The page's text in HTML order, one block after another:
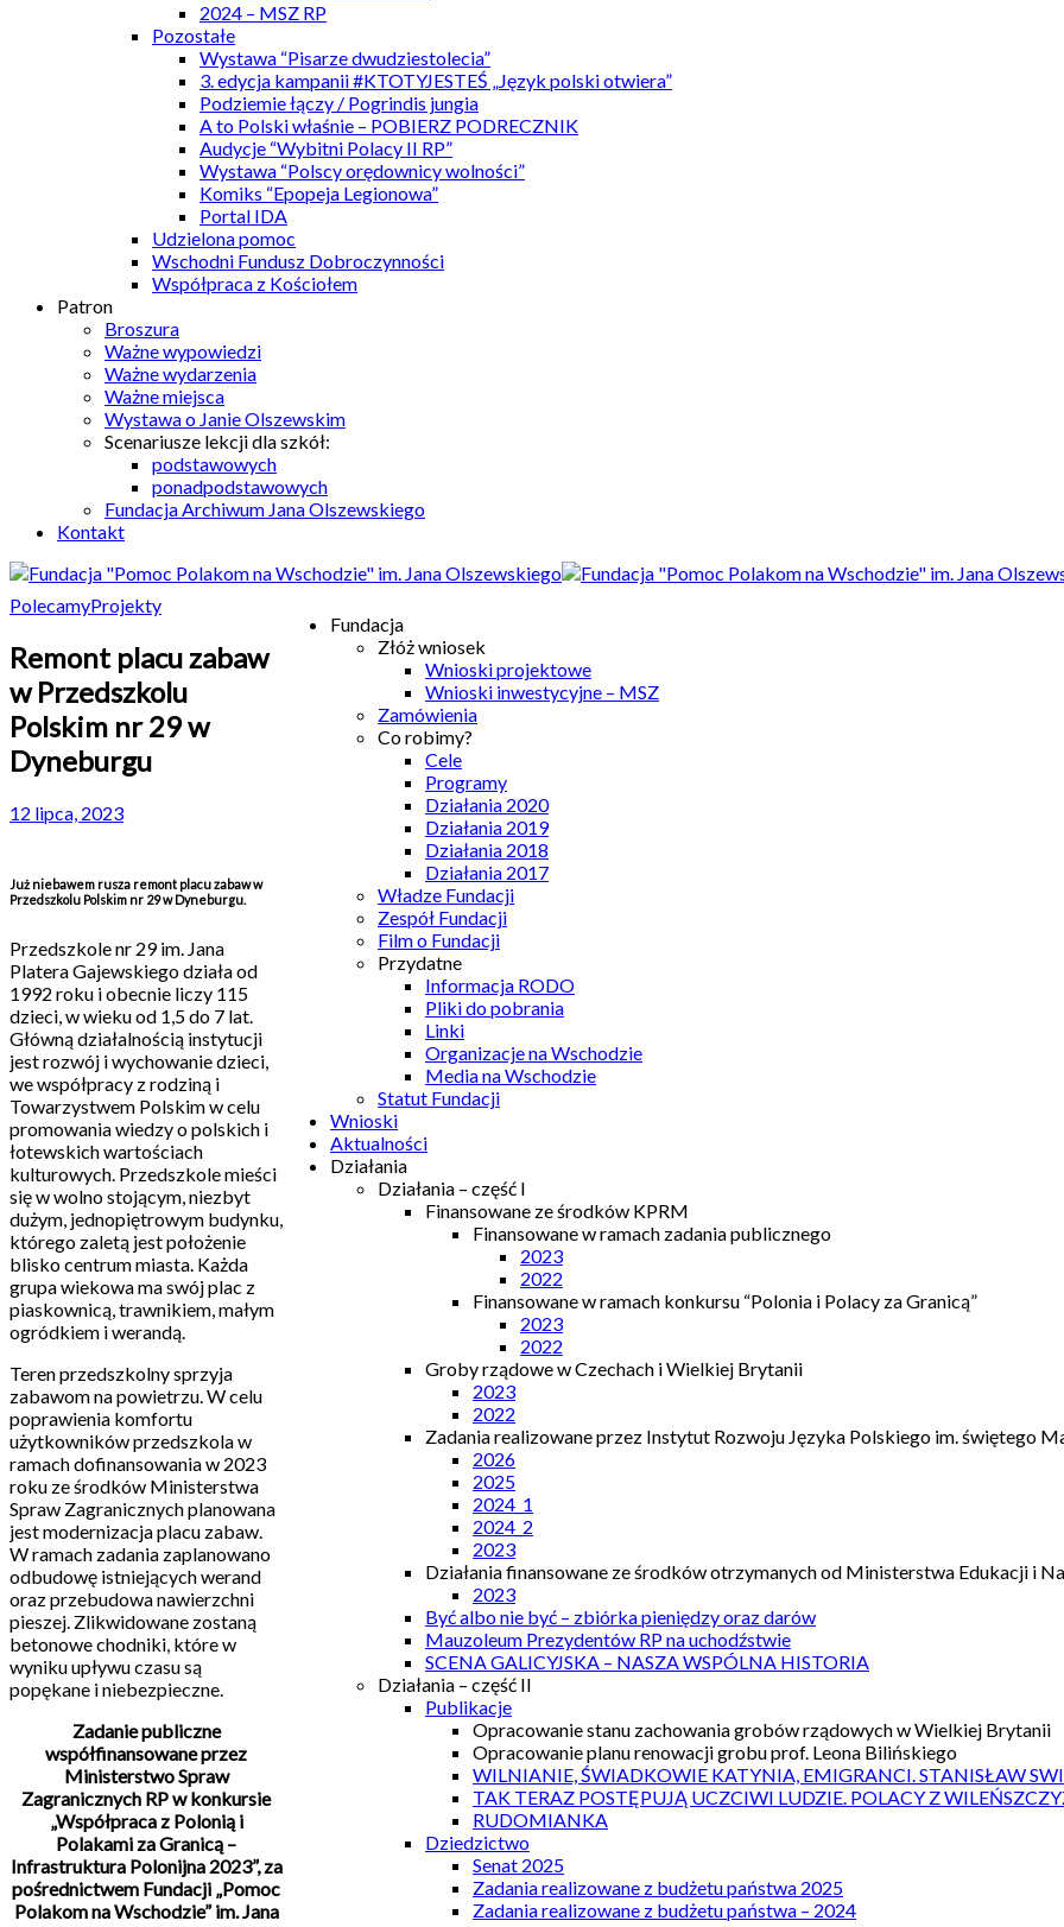
2024 – MSZ RP
Pozostałe
Wystawa “Pisarze dwudziestolecia”
3. edycja kampanii #KTOTYJESTEŚ „Język polski otwiera”
Podziemie łączy / Pogrindis jungia
A to Polski właśnie – POBIERZ PODRECZNIK
Audycje “Wybitni Polacy II RP”
Wystawa “Polscy orędownicy wolności”
Komiks “Epopeja Legionowa”
Portal IDA
Udzielona pomoc
Wschodni Fundusz Dobroczynności
Współpraca z Kościołem
Patron
Broszura
Ważne wypowiedzi
Ważne wydarzenia
Ważne miejsca
Wystawa o Janie Olszewskim
Scenariusze lekcji dla szkół:
podstawowych
ponadpodstawowych
Fundacja Archiwum Jana Olszewskiego
Kontakt
Fundacja
Złóż wniosek
Wnioski projektowe
Wnioski inwestycyjne – MSZ
Zamówienia
Co robimy?
Cele
Programy
Działania 2020
Działania 2019
Działania 2018
Działania 2017
Władze Fundacji
Zespół Fundacji
Film o Fundacji
Przydatne
Informacja RODO
Pliki do pobrania
Linki
Organizacje na Wschodzie
Media na Wschodzie
Statut Fundacji
Wnioski
Aktualności
Działania
Działania – część I
Finansowane ze środków KPRM
Finansowane w ramach zadania publicznego
2023
2022
Finansowane w ramach konkursu “Polonia i Polacy za Granicą”
2023
2022
Groby rządowe w Czechach i Wielkiej Brytanii
2023
2022
Zadania realizowane przez Instytut Rozwoju Języka Polskiego im. świętego
2026
2025
2024_1
2024_2
2023
Działania finansowane ze środków otrzymanych od Ministerstwa Edukacji i
2023
Być albo nie być – zbiórka pieniędzy oraz darów
Mauzoleum Prezydentów RP na uchodźstwie
SCENA GALICYJSKA – NASZA WSPÓLNA HISTORIA
Działania – część II
Publikacje
Opracowanie stanu zachowania grobów rządowych w Wielkiej Brytanii
Opracowanie planu renowacji grobu prof. Leona Bilińskiego
WILNIANIE, ŚWIADKOWIE KATYNIA, EMIGRANCI. STANISŁAW
TAK TERAZ POSTĘPUJĄ UCZCIWI LUDZIE. POLACY Z
RUDOMIANKA
Dziedzictwo
Senat 2025
Zadania realizowane z budżetu państwa 2025
Zadania realizowane z budżetu państwa – 2024
PolecamyProjekty
Remont placu zabaw
w Przedszkolu
Polskim nr 29 w
Dyneburgu
12 lipca, 2023
Już niebawem rusza remont placu zabaw w
Przedszkolu Polskim nr 29 w Dyneburgu.
Przedszkole nr 29 im. Jana
Platera Gajewskiego działa od
1992 roku i obecnie liczy 115
dzieci, w wieku od 1,5 do 7 lat.
Główną działalnością instytucji
jest rozwój i wychowanie dzieci,
we współpracy z rodziną i
Towarzystwem Polskim w celu
promowania wiedzy o polskich i
łotewskich wartościach
kulturowych. Przedszkole mieści
się w wolno stojącym, niezbyt
dużym, jednopiętrowym budynku,
którego zaletą jest położenie
blisko centrum miasta. Każda
grupa wiekowa ma swój plac z
piaskownicą, trawnikiem, małym
ogródkiem i werandą.
Teren przedszkolny sprzyja
zabawom na powietrzu. W celu
poprawienia komfortu
użytkowników przedszkola w
ramach dofinansowania w 2023
roku ze środków Ministerstwa
Spraw Zagranicznych planowana
jest modernizacja placu zabaw.
W ramach zadania zaplanowano
odbudowę istniejących werand
oraz przebudowa nawierzchni
pieszej. Zlikwidowane zostaną
betonowe chodniki, które w
wyniku upływu czasu są
popękane i niebezpieczne.
Zadanie publiczne
współfinansowane przez
Ministerstwo Spraw
Zagranicznych RP w konkursie
„Współpraca z Polonią i
Polakami za Granicą –
Infrastruktura Polonijna 2023”, za
pośrednictwem Fundacji „Pomoc
Polakom na Wschodzie” im. Jana